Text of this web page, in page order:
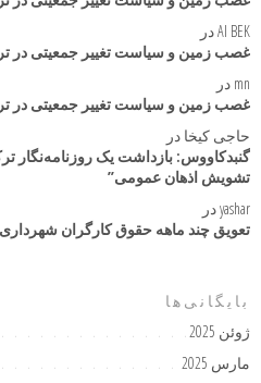
AI BEKدر
غصب زمین و سیاست تغییر جمعیتی در
mn در
غصب زمین و سیاست تغییر جمعیتی در
حاجی کیخا در
گنبدکاووس: بازداشت یک روزنامه‌نگار
تشویش اذهان عمومی”
yasharدر
تعویق چند ماهه حقوق کارگران
بایگانی‌ها
ژوئن 2025
مارس 2025